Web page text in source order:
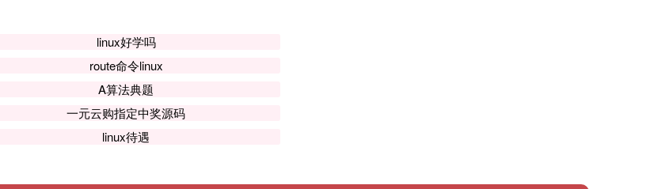
linux好学吗
route命令linux
A算法典题
一元云购指定中奖源码
linux待遇